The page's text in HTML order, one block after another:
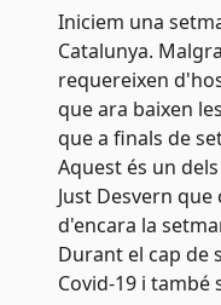
Iniciem una
Catalunya.
requereixen
que ara baixen
que a finals de
Aquest és un
Just Desvern
d'encara la
Durant el cap de
Covid-19 i també